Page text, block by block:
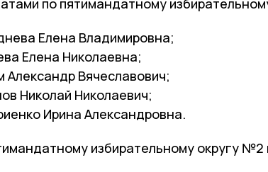
Елена Владимировна;
Елена Николаевна;
Александр Вячеславович;
Николай Николаевич;
Ирина Александровна.
избирательному округу